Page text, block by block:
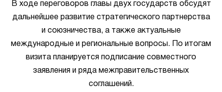
В ходе переговоров главы двух государств обсудят
дальнейшее развитие стратегического партнерства
и союзничества, а также актуальные
международные и региональные вопросы. По итогам
визита планируется подписание совместного
заявления и ряда межправительственных
соглашений.